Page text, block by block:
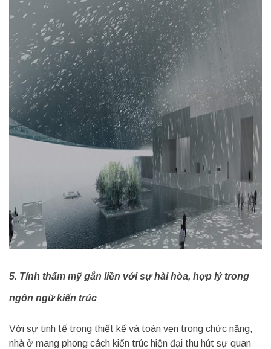
5. Tính thẩm mỹ gắn liền với sự hài hòa, hợp lý trong
ngôn ngữ kiến trúc
Với sự tinh tế trong thiết kế và toàn vẹn trong chức năng,
nhà ở mang phong cách kiến trúc hiện đại thu hút sự quan